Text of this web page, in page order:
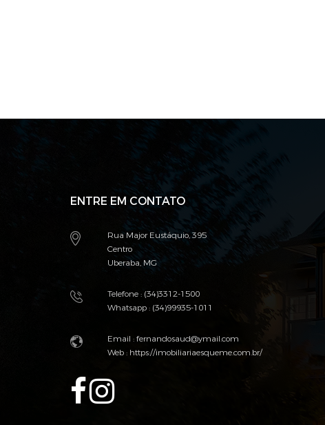
ENTRE EM CONTATO
Rua Major Eustáquio, 395
Centro
Uberaba, MG
Telefone : (34)3312-1500
Whatsapp : (34)99935-1011
Email :fernandosaud@ymail.com
Web : https://imobiliariaesqueme.com.br/